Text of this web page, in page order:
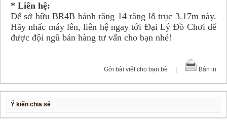
* Liên hệ:
Để sở hữu BR4B bánh răng 14 răng lỗ trục 3.17m này.
Hãy nhấc máy lên, liên hệ ngay tới Đại Lý Đồ Chơi để
được đội ngũ bán hàng tư vấn cho bạn nhé!
Gởi bài viết cho bạn bè Bản in
Ý kiến chia sẻ